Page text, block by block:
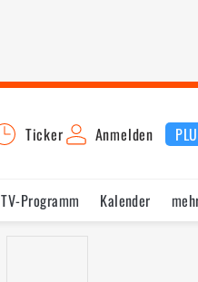
Ticker Anmelden
TV-Programm
Kalender